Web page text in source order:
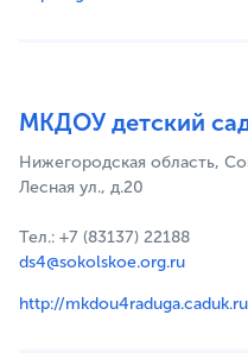
МКДОУ детский
Нижегородская область,
Лесная ул., д.20
Тел.: +7 (83137) 22188
ds4@sokolskoe.org.ru
http://